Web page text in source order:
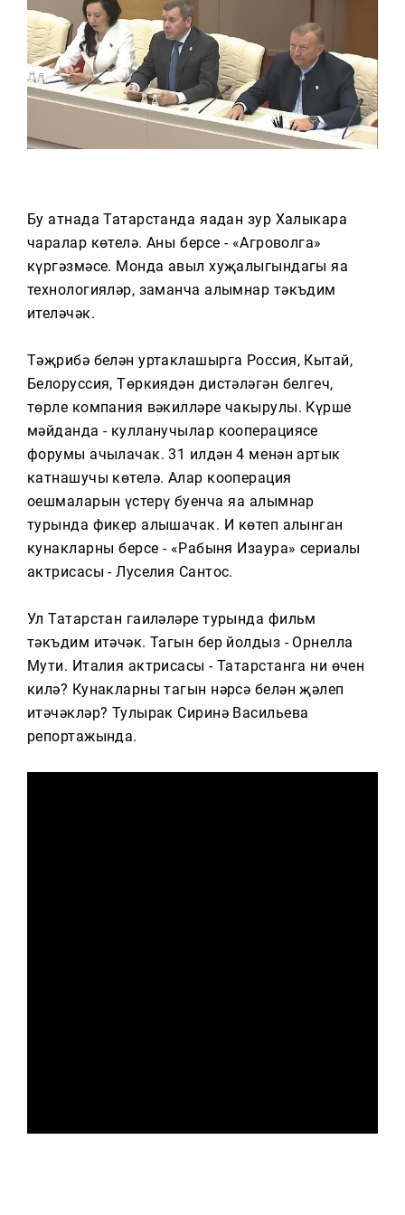
Бу атнада Татарстанда яңадан зур Халыкара
чаралар көтелә. Аның берсе - «Агроволга»
күргәзмәсе. Монда авыл хуҗалыгындагы яңа
технологияләр, заманча алымнар тәкъдим
ителәчәк.
Тәҗрибә белән уртаклашырга Россия, Кытай,
Белоруссия, Төркиядән дистәләгән белгеч,
төрле компания вәкилләре чакырулы. Күрше
мәйданда - кулланучылар кооперациясе
форумы ачылачак. 31 илдән 4 меңнән артык
катнашучы көтелә. Алар кооперация
оешмаларын үстерү буенча яңа алымнар
турында фикер алышачак. Иң көтеп алынган
кунакларның берсе - «Рабыня Изаура» сериалы
актрисасы - Луселия Сантос.
Ул Татарстан гаиләләре турында фильм
тәкъдим итәчәк. Тагын бер йолдыз - Орнелла
Мути. Италия актрисасы - Татарстанга ни өчен
килә? Кунакларны тагын нәрсә белән җәлеп
итәчәкләр? Тулырак Сиринә Васильева
репортажында.